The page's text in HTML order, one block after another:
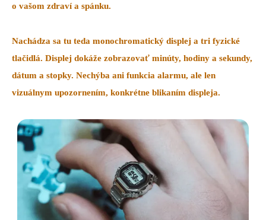
o vašom zdraví a spánku.
Nachádza sa tu teda monochromatický displej a tri fyzické
tlačidlá. Displej dokáže zobrazovať minúty, hodiny a sekundy,
dátum a stopky. Nechýba ani funkcia alarmu, ale len
vizuálnym upozornením, konkrétne blikaním displeja.